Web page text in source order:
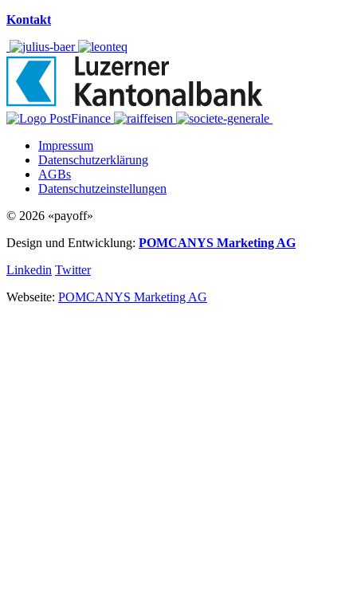
Kontakt
Impressum
Datenschutzerklärung
AGBs
Datenschutzeinstellungen
© 2026 «payoff»
Design und Entwicklung: POMCANYS Marketing AG
Linkedin Twitter
Webseite: POMCANYS Marketing AG